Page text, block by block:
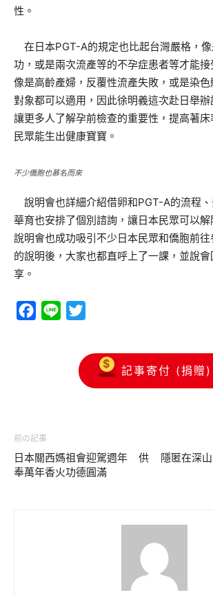
性。
在日本PGT-A的規定也比起台灣嚴格，
功，或是兩次流產等的不孕症患者等才能
像是高齡產婦，反覆性流產失敗，或是染
對象都可以適用，因此徐明義這次赴日舉
讓更多人了解孕前檢查的重要性，提高著
民眾能生出健康寶寶。
不少僑胞也慕名而來
說明會也詳細介紹借卵和PGT-A的流程、
華育也安排了個別諮詢，讓日本民眾可以解
說明會也成功吸引不少日本民眾和僑胞前
的說明後，大家也都直呼上了一課，並說
享。
Facebook
Line
記事寄付 (捐贈)
前の記事
日本關西媽祖會迎駕週年 供
奉萬年香火功德圓滿
隱匿在深